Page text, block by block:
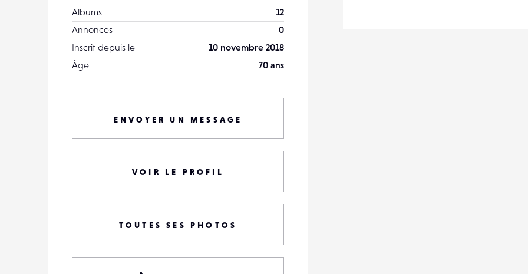
Albums
12
Annonces
0
Inscrit depuis le
10 novembre 2018
Âge
70 ans
ENVOYER UN MESSAGE
VOIR LE PROFIL
TOUTES SES PHOTOS